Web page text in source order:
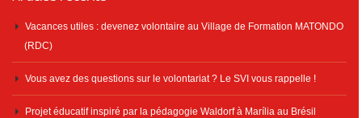
Vacances utiles : devenez volontaire au Village de Formation MATONDO
(RDC)
Vous avez des questions sur le volontariat ? Le SVI vous rappelle !
Projet éducatif inspiré par la pédagogie Waldorf à Marília au Brésil